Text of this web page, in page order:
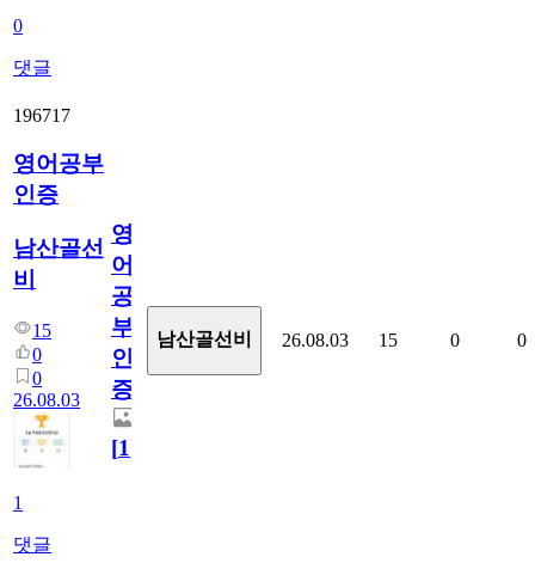
0
댓글
196717
영어공부
인증
남산골선
비
15
0
0
26.08.03
1
댓글
영
어
공
부
인
증
[1]
남산골선비 26.08.03 15 0 0